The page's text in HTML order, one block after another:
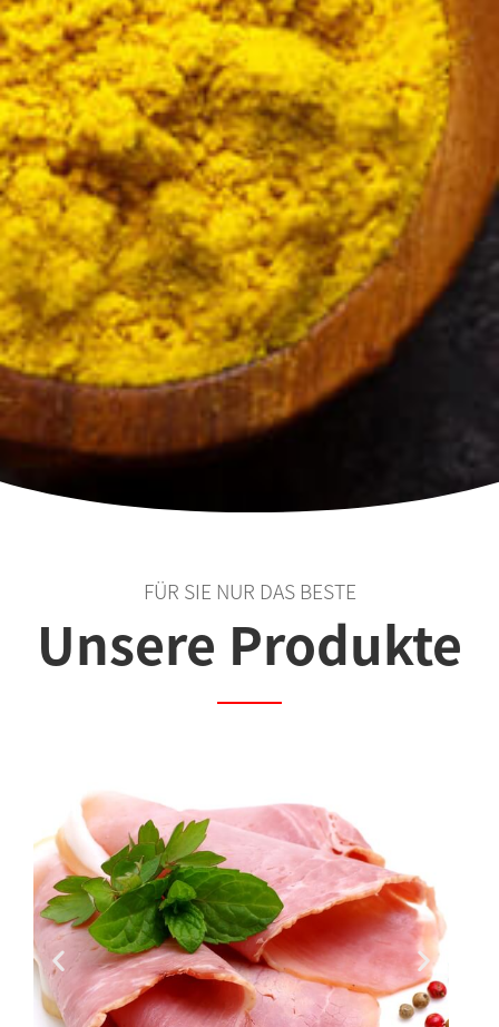
FÜR SIE NUR DAS BESTE
Unsere Produkte